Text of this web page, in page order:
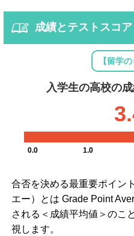
成績とテストスコア
【留学
入学生の高校の
0.0 1.0
合否を決める最重要ポイン
エー）とは Grade Point
される＜成績平均値＞のこ
視します。